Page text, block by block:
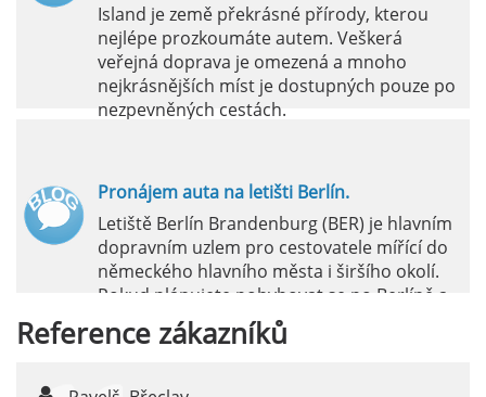
Island je země překrásné přírody, kterou
nejlépe prozkoumáte autem. Veškerá
veřejná doprava je omezená a mnoho
nejkrásnějších míst je dostupných pouze po
nezpevněných cestách.
Pronájem auta na letišti Berlín.
Letiště Berlín Brandenburg (BER) je hlavním
dopravním uzlem pro cestovatele mířící do
německého hlavního města i širšího okolí.
Pokud plánujete pohybovat se po Berlíně a
okolních regionech bez omezení, pronájem
auta přímo na letišti je ideální volbou.
Reference zákazníků